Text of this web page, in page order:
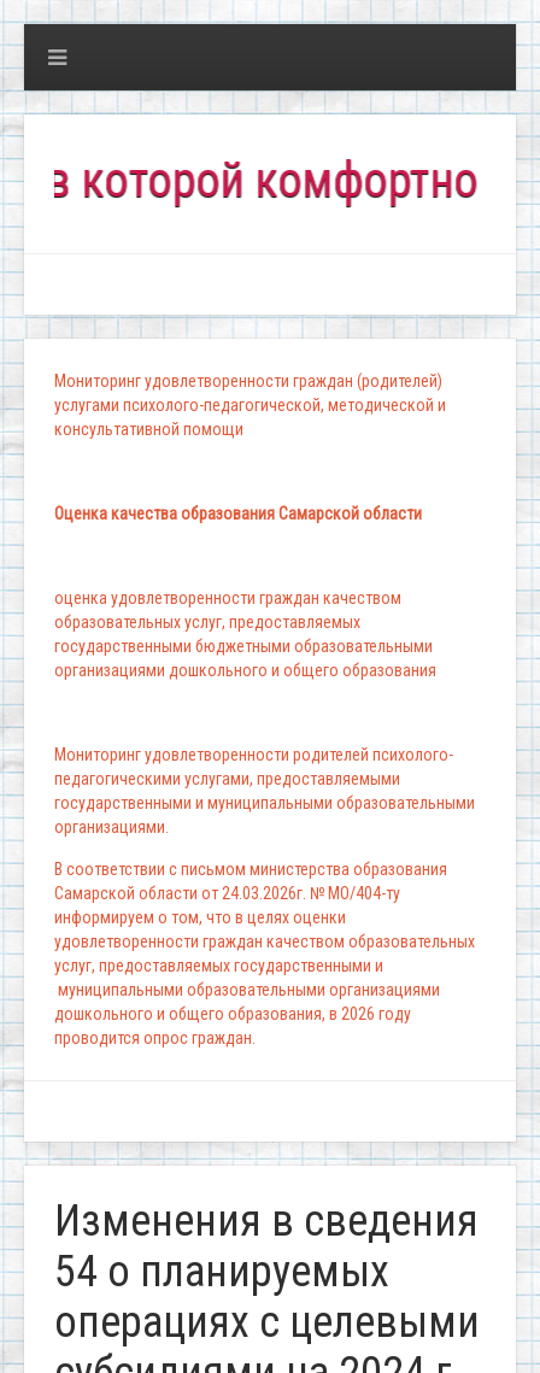
комфортно всем!"
Мониторинг удовлетворенности граждан (родителей)
услугами психолого-педагогической, методической и
консультативной помощи
Оценка качества образования Самарской области
оценка удовлетворенности граждан качеством
образовательных услуг, предоставляемых
государственными бюджетными образовательными
организациями дошкольного и общего образования
Мониторинг удовлетворенности родителей психолого-
педагогическими услугами, предоставляемыми
государственными и муниципальными образовательными
организациями.
В соответствии с письмом министерства образования
Самарской области от 24.03.2026г. № МО/404-ту
информируем о том, что в целях оценки
удовлетворенности граждан качеством образовательных
услуг, предоставляемых государственными и
муниципальными образовательными организациями
дошкольного и общего образования, в 2026 году
проводится опрос граждан.
Изменения в сведения
54 о планируемых
операциях с целевыми